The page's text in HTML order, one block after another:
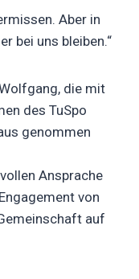
Aber in
bei uns bleiben.“
die mit
des TuSpo
genommen
Ansprache
von
auf